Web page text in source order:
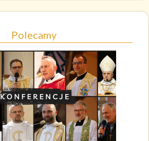
Polecamy